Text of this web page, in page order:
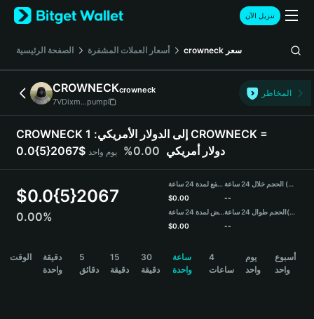
English
日本語
Русский
Español (Latinoamérica)
Türkçe
Deutsch
简体中文
Português (Portugal)
Bahasa Indonesia
বাংলা
تنزيل الآن
الصفحة الرئيسية أسعار العملات المشفرة crowneck سعر
CROWNECKcrowneck
7VDixm...pump
المخاطر
CROWNECK إلى الدولار الأمريكي: 1 CROWNECK =
0.0{5}2067$ دولار أمريكي 0.00% يوم واحد
$0.0{5}2067
0.00%
مرتفع لمدة 24 ساعة
$0.00
منخفض لمدة 24 ساعة
$0.00
الحجم خلال 24 ساعة (CROWNECK)
--
الحجم طوال 24 ساعة(USDT)
--
الوقت
دقيقة
واحدة
5
دقائق
15
دقيقة
30
دقيقة
ساعة
واحدة
4
ساعات
يوم
واحد
أسبوع
واحد